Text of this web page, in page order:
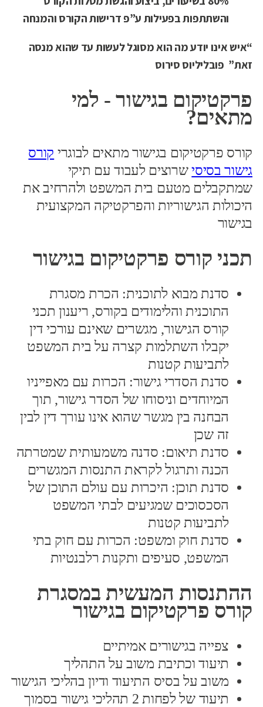
והשתתפות בפעילות ע”פ דרישות הקורס והמנחה
“איש אינו יודע מה הוא מסוגל לעשות עד שהוא מנסה
זאת” פובליליוס סירוס
פרקטיקום בגישור - למי
מתאים?
קורס פרקטיקום בגישור מתאים לבוגרי קורס
גישור בסיסישרוצים לעבוד עם תיקי
שמתקבלים מטעם בית המשפט ולהרחיב את
היכולות הגישוריות והפרקטיקה המקצועית
בגישור
תכני קורס פרקטיקום בגישור
סדנת מבוא לתוכנית: הכרת מסגרת
התוכנית והלימודים בקורס, ריענון תכני
קורס הגישור, מגשרים שאינם עורכי דין
יקבלו השתלמות קצרה על בית המשפט
לתביעות קטנות
סדנת הסדרי גישור: הכרות עם מאפייניו
המיוחדים וניסוחו של הסדר גישור, תוך
הבחנה בין מגשר שהוא אינו עורך דין לבין
זה שכן
סדנת תיאום: סדנה משמעותית שמטרתה
הכנה ותרגול לקראת התנסות המגשרים
סדנת תוכן: היכרות עם עולם התוכן של
הסכסוכים שמגיעים לבתי המשפט
לתביעות קטנות
סדנת חוק ומשפט: הכרות עם חוק בתי
המשפט, סעיפים ותקנות רלבנטיות
ההתנסות המעשית במסגרת
קורס פרקטיקום בגישור
צפייה בגישורים אמיתיים
תיעוד וכתיבת משוב על התהליך
משוב על בסיס התיעוד ודיון בהליכי הגישור
תיעוד של לפחות 2 תהליכי גישור בסמוך